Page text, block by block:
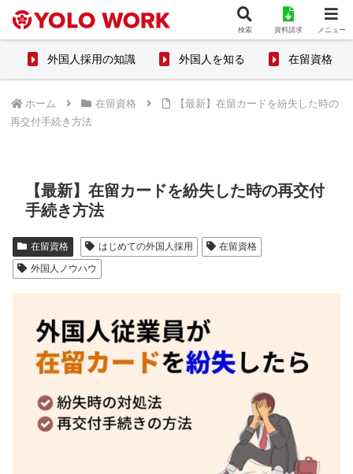
外国人採用の知識 外国人を知る 在留資格
ホーム 在留資格
【最新】在留カードを紛失した時の
再交付手続き方法
【最新】在留カードを紛失した時の再交付
手続き方法
在留資格 はじめての外国人採用
在留資格
外国人ノウハウ
検索 資料請求 メニュー